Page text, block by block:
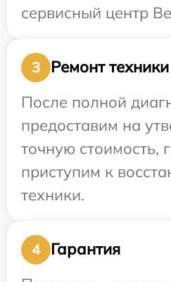
сервисный центр
3
Ремонт техники
После полной
предоставим на
точную стоимость,
приступим к
техники.
4
Гарантия